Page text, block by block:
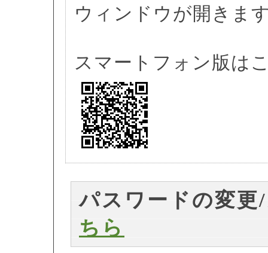
ウィンドウが開きま
スマートフォン版は
パスワードの変更
ちら